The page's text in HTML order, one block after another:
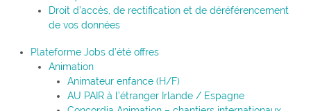
Droit d’accès, de rectification et de déréférencement
de vos données
Plateforme Jobs d’été offres
Animation
Animateur enfance (H/F)
AU PAIR à l’étranger Irlande / Espagne